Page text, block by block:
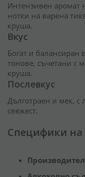
Интензивен аромат
нотки на варена
круша.
Вкус
Богат и
тонове, съчетани с
круша.
Послевкус
Дълготраен и мек,
свежест.
Специфики на